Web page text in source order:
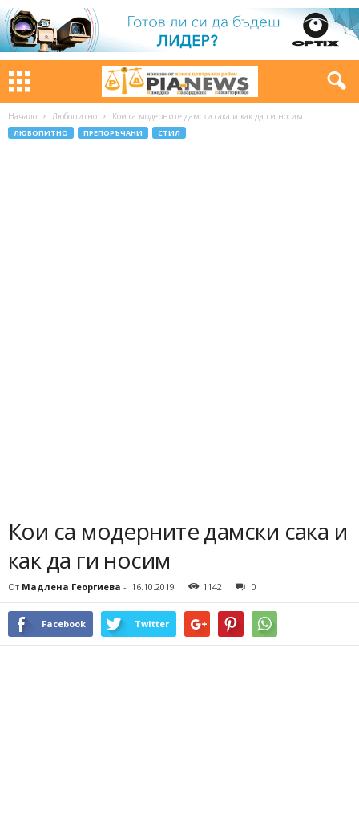
Начало Любопитно Кои са модерните дамски сака и как да ги носим
ЛЮБОПИТНО ПРЕПОРЪЧАНИ СТИЛ
Кои са модерните дамски сака и
как да ги носим
От Мадлена Георгиева - 16.10.2019 1142 0
Facebook Twitter